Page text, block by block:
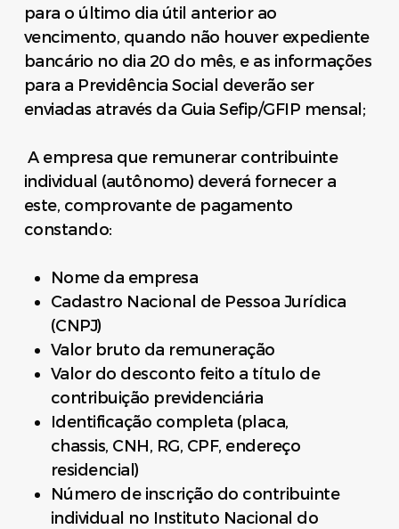
para o último dia útil anterior ao
vencimento, quando não houver expediente
bancário no dia 20 do mês, e as informações
para a Previdência Social deverão ser
enviadas através da Guia Sefip/GFIP mensal;
A empresa que remunerar contribuinte
individual (autônomo) deverá fornecer a
este, comprovante de pagamento
constando:
Nome da empresa
Cadastro Nacional de Pessoa Jurídica
(CNPJ)
Valor bruto da remuneração
Valor do desconto feito a título de
contribuição previdenciária
Identificação completa (placa,
chassis, CNH, RG, CPF, endereço
residencial)
Número de inscrição do contribuinte
individual no Instituto Nacional do